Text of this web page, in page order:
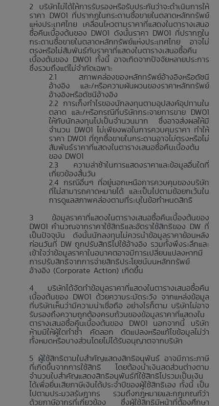
บริษัทไม่ได้ให้การรับรองหรือรับประกันว่าจะดำเนินการให้
ราคา DW01 ที่ปรากฏในกระดานซื้อขายในตลาดหลักทรัพย์
แห่งประเทศไทย เคลื่อนไหวตามราคาที่แสดงในตารางเสนอ
ซื้อคืนเบื้องต้นของ DW01 ดังนั้นราคา DW01 ที่ปรากฏใน
กระดานซื้อขายในตลาดหลักทรัพย์แห่งประเทศไทย อาจไม่
ตรงหรือไม่สัมพันธ์กับราคาที่แสดงในตารางเสนอซื้อคืน
เบื้องต้นของ DW01 ทั้งนี้ อาจเกิดจากปัจจัยหลายประการ
ซึ่งรวมถึงแต่ไม่จำกัดเฉพาะ
สภาพคล่องของหลักทรัพย์อ้างอิงหรือดัชนี
อ้างอิง และ/หรือความผันผวนของราคาหลักทรัพย์
อ้างอิงหรือดัชนีอ้างอิง
การเก็งกำไรของนักลงทุนตามอุปสงค์อุปทานใน
ตลาด และ/หรือกรณีที่บริษัทกระจายการขาย DW01
ให้กับนักลงทุนไปเป็นจำนวนมาก ซึ่งอาจส่งผลให้มี
จำนวน DW01 ไม่เพียงพอในการควบคุมราคา ทำให้
ราคา DW01 ที่ถูกซื้อขายในกระดานอาจไม่ตรงหรือไม่
สัมพันธ์ราคาที่แสดงในตารางเสนอซื้อคืนเบื้องต้น
ของ DW01
ความล่าช้าในการแสดงราคาและข้อมูลอื่นใดที่
เกี่ยวข้องสิ้นวัน
กรณีอื่นๆ ที่อยู่นอกเหนือการควบคุมของบริษัท
ที่ไม่สามารถคาดหมายได้ และเป็นไปตามข้อยกเว้นใน
การดูแลสภาพคล่องตามที่ระบุในข้อกำหนดสิทธิ
ข้อมูลราคาที่แสดงในตารางเสนอซื้อคืนเบื้องต้นของ
DW01 คำนวณจากราคาใช้สิทธิและอัตราใช้สิทธิของ DW ที่
เป็นปัจจุบัน ดังนั้นนักลงทุนไม่ควรนำข้อมูลราคาย้อนหลัง
ก่อนวันที่ DW ถูกปรับสิทธิไปใช้อ้างอิง รวมทั้งพึงระลึกและ
เข้าใจว่าข้อมูลราคาในอนาคตอาจมีการเปลี่ยนแปลงหากมี
การปรับสิทธิจากการจ่ายสิทธิประโยชน์บนหลักทรัพย์
อ้างอิง (Corporate Action) เกิดขึ้น
บริษัทได้จัดทำข้อมูลราคาที่แสดงในตารางเสนอซื้อคืน
เบื้องต้นของ DW01 ด้วยความระมัดระวัง จากแหล่งข้อมูล
ที่บริษัทเห็นว่ามีความน่าเชื่อถือ อย่างไรก็ตาม บริษัทไม่อาจ
รับรองถึงความถูกต้องครบถ้วนของข้อมูลราคาที่แสดงใน
ตารางเสนอซื้อคืนเบื้องต้นของ DW01 นอกจากนี้ บริษัท
ห้ามมิให้ผู้ใดทำซ้ำ คัดลอก ดัดแปลงหรือแก้ไขข้อมูลไม่ว่า
ทั้งหมดหรือบางส่วนโดยไม่ได้รับอนุญาตจากบริษัท
ผู้ใช้สิทธิตามใบสำคัญแสดงสิทธิอนุพันธ์ อาจมีภาระภาษี
ที่เกิดขึ้นจากการใช้สิทธิ โดยต้องนำเงินสดส่วนต่างตาม
จำนวนใบสำคัญแสดงสิทธิอนุพันธ์ที่ใช้สิทธิไปรวมเป็นเงิน
ได้เพื่อยื่นเสียภาษีเงินได้ประจำปีของผู้ใช้สิทธิเอง ทั้งนี้ เป็น
ไปตามประมวลรัษฎากร รวมถึงกฎหมายและกฎเกณฑ์ว่า
ด้วยภาษีอากรที่เกี่ยวข้อง ซึ่งผู้ใช้สิทธิมีหน้าที่ต้องศึกษา